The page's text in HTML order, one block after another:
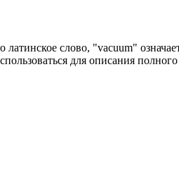
слово, "vacuum"
для описания